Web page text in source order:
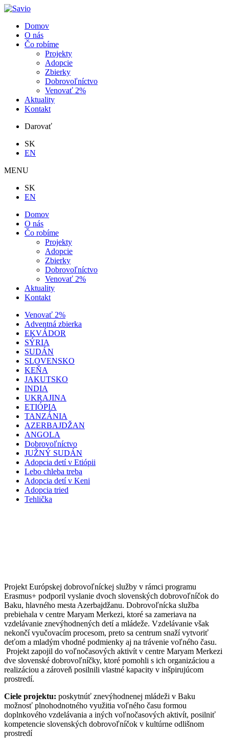
Domov
O nás
Čo robíme
Projekty
Adopcie
Zbierky
Dobrovoľníctvo
Venovať 2%
Aktuality
Kontakt
Darovať
SK
EN
MENU
SK
EN
Domov
O nás
Čo robíme
Projekty
Adopcie
Zbierky
Dobrovoľníctvo
Venovať 2%
Aktuality
Kontakt
Venovať 2%
Adventná zbierka
EKVÁDOR
SÝRIA
SUDÁN
SLOVENSKO
KEŇA
JAKUTSKO
INDIA
UKRAJINA
ETIÓPIA
TANZÁNIA
AZERBAJDŽAN
ANGOLA
Dobrovoľníctvo
JUŽNÝ SUDÁN
Adopcia detí v Etiópii
Lebo chleba treba
Adopcia detí v Keni
Adopcia tried
Tehlička
Projekt Európskej dobrovoľníckej služby v rámci programu
Erasmus+ podporil vyslanie dvoch slovenských dobrovoľníčok do
Baku, hlavného mesta Azerbajdžanu. Dobrovoľnícka služba
prebiehala v centre Maryam Merkezi, ktoré sa zameriava na
vzdelávanie znevýhodnených detí a mládeže. Vzdelávanie však
nekončí vyučovacím procesom, preto sa centrum snaží vytvoriť
deťom a mladým vhodné podmienky aj na trávenie voľného času.
Projekt zapojil do voľnočasových aktivít v centre Maryam Merkezi
dve slovenské dobrovoľníčky, ktoré pomohli s ich organizáciou a
realizáciou a zároveň posilnili vlastné kapacity v inšpirujúcom
prostredí.
Ciele projektu: poskytnúť znevýhodnenej mládeži v Baku
možnosť plnohodnotného využitia voľného času formou
doplnkového vzdelávania a iných voľnočasových aktivít, posilniť
kompetencie slovenských dobrovoľníčok v kultúrne odlišnom
prostredí